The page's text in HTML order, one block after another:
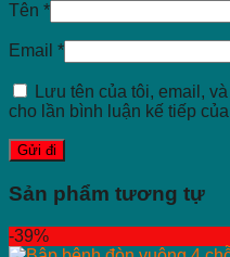
Tên *
Email *
Lưu tên của tôi, email,
cho lần bình luận kế tiếp
Sản phẩm tương tự
-39%